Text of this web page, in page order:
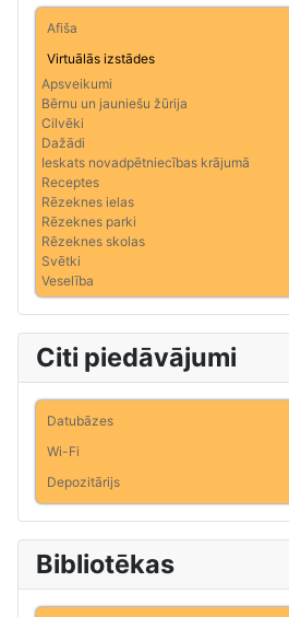
Afiša
Virtuālās izstādes
Apsveikumi
Bērnu un jauniešu žūrija
Cilvēki
Dažādi
Ieskats novadpētniecības krājumā
Receptes
Rēzeknes ielas
Rēzeknes parki
Rēzeknes skolas
Svētki
Veselība
Citi piedāvājumi
Datubāzes
Wi-Fi
Depozitārijs
Bibliotēkas